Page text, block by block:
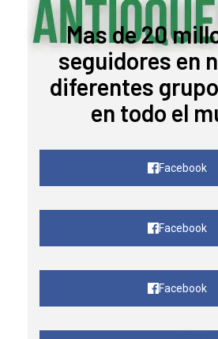
Mas de 20
seguidores en
diferentes
en todo el
Facebook
Facebook
Facebook